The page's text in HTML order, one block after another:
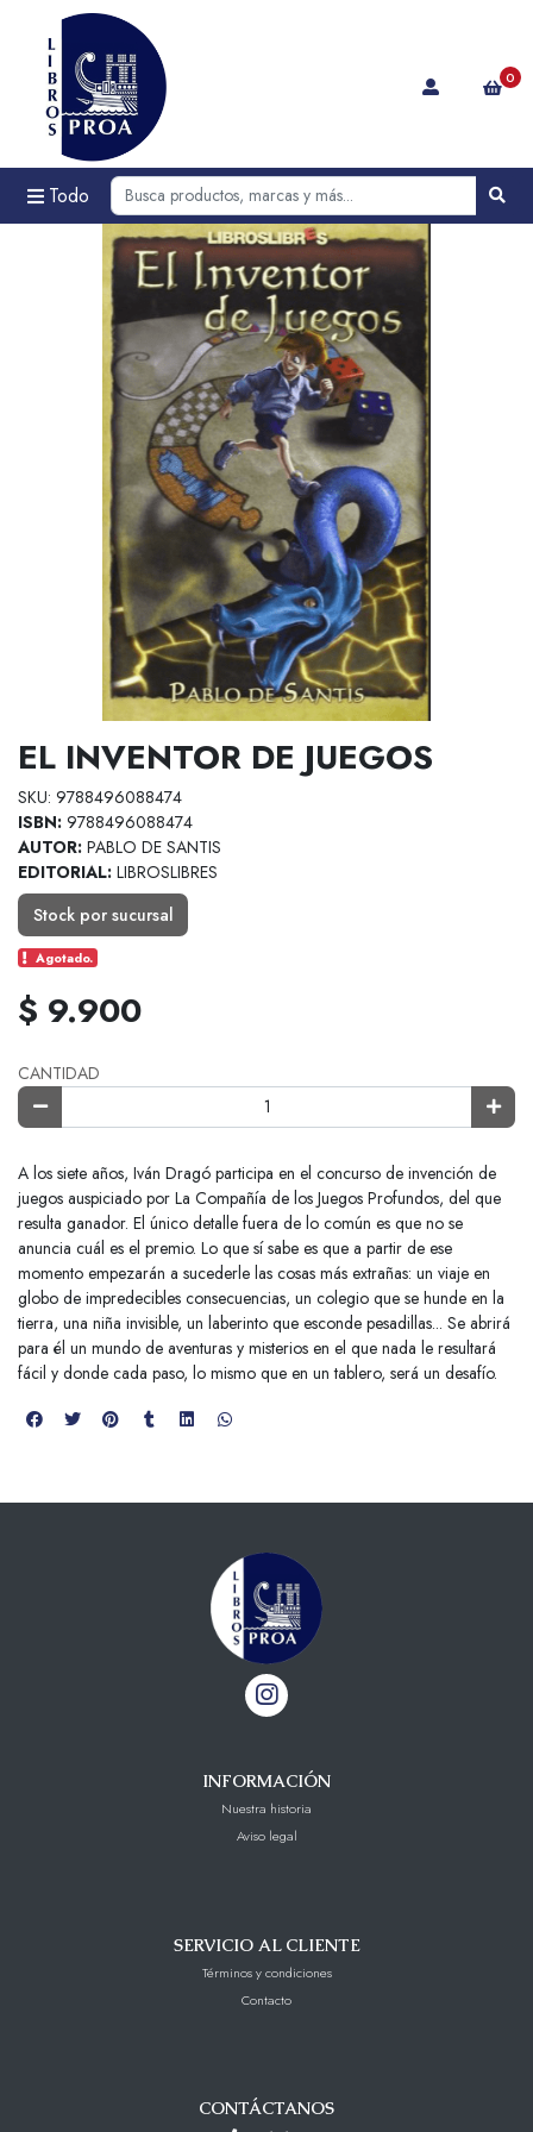
Todo
0
EL INVENTOR DE JUEGOS
SKU: 9788496088474
ISBN: 9788496088474
AUTOR: PABLO DE SANTIS
EDITORIAL: LIBROSLIBRES
Stock por sucursal
Agotado.
$ 9.900
CANTIDAD
A los siete años, Iván Dragó participa en el concurso de invención de
juegos auspiciado por La Compañía de los Juegos Profundos, del que
resulta ganador. El único detalle fuera de lo común es que no se
anuncia cuál es el premio. Lo que sí sabe es que a partir de ese
momento empezarán a sucederle las cosas más extrañas: un viaje en
globo de impredecibles consecuencias, un colegio que se hunde en la
tierra, una niña invisible, un laberinto que esconde pesadillas... Se abrirá
para él un mundo de aventuras y misterios en el que nada le resultará
fácil y donde cada paso, lo mismo que en un tablero, será un desafío.
INFORMACIÓN
Nuestra historia
Aviso legal
SERVICIO AL CLIENTE
Términos y condiciones
Contacto
CONTÁCTANOS